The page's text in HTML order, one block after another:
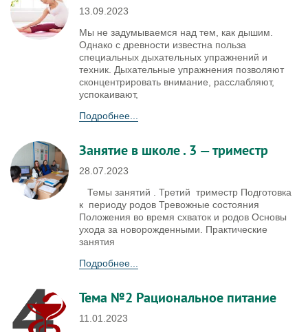
13.09.2023
Мы не задумываемся над тем, как дышим.
Однако с древности известна польза
специальных дыхательных упражнений и
техник. Дыхательные упражнения позволяют
сконцентрировать внимание, расслабляют,
успокаивают,
Подробнее...
Занятие в школе . 3 — триместр
28.07.2023
Темы занятий . Третий триместр Подготовка
к периоду родов Тревожные состояния
Положения во время схваток и родов Основы
ухода за новорожденными. Практические
занятия
Подробнее...
Тема №2 Рациональное питание
11.01.2023